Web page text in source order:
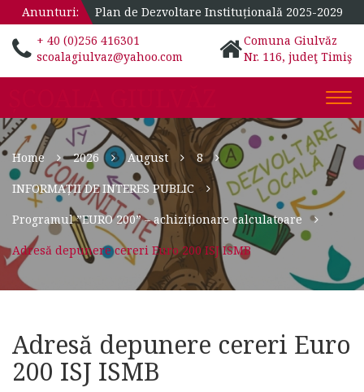
Anunturi:
Plan de Dezvoltare Instituțională 2025-2029
+ 40 (0)256 416301
scoalagiulvaz@yahoo.com
Comuna Giulvăz
Nr. 116, judeţ Timiş
Home 2026 August
8
INFORMAȚII DE INTERES PUBLIC
Programul ”EURO 200” – achiziționare calculatoare
Adresă depunere cereri Euro 200 ISJ ISMB
Adresă depunere cereri Euro
200 ISJ ISMB